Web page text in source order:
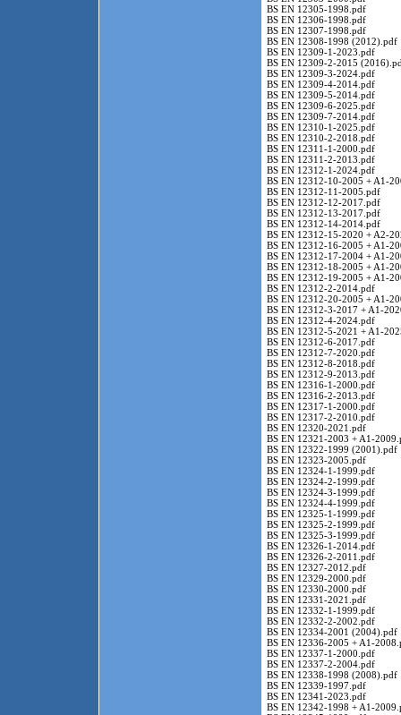
BS EN 12305-1998.pdf
BS EN 12306-1998.pdf
BS EN 12307-1998.pdf
BS EN 12308-1998 (2012).pdf
BS EN 12309-1-2023.pdf
BS EN 12309-2-2015
BS EN 12309-3-2024.pdf
BS EN 12309-4-2014.pdf
BS EN 12309-5-2014.pdf
BS EN 12309-6-2025.pdf
BS EN 12309-7-2014.pdf
BS EN 12310-1-2025.pdf
BS EN 12310-2-2018.pdf
BS EN 12311-1-2000.pdf
BS EN 12311-2-2013.pdf
BS EN 12312-1-2024.pdf
BS EN 12312-10-2005 + A1-
BS EN 12312-11-2005.pdf
BS EN 12312-12-2017.pdf
BS EN 12312-13-2017.pdf
BS EN 12312-14-2014.pdf
BS EN 12312-15-2020 + A2-
BS EN 12312-16-2005 + A1-
BS EN 12312-17-2004 + A1-
BS EN 12312-18-2005 + A1-
BS EN 12312-19-2005 + A1-
BS EN 12312-2-2014.pdf
BS EN 12312-20-2005 + A1-
BS EN 12312-3-2017 + A1-
BS EN 12312-4-2024.pdf
BS EN 12312-5-2021 + A1-
BS EN 12312-6-2017.pdf
BS EN 12312-7-2020.pdf
BS EN 12312-8-2018.pdf
BS EN 12312-9-2013.pdf
BS EN 12316-1-2000.pdf
BS EN 12316-2-2013.pdf
BS EN 12317-1-2000.pdf
BS EN 12317-2-2010.pdf
BS EN 12320-2021.pdf
BS EN 12321-2003 + A1-
BS EN 12322-1999 (2001).pdf
BS EN 12323-2005.pdf
BS EN 12324-1-1999.pdf
BS EN 12324-2-1999.pdf
BS EN 12324-3-1999.pdf
BS EN 12324-4-1999.pdf
BS EN 12325-1-1999.pdf
BS EN 12325-2-1999.pdf
BS EN 12325-3-1999.pdf
BS EN 12326-1-2014.pdf
BS EN 12326-2-2011.pdf
BS EN 12327-2012.pdf
BS EN 12329-2000.pdf
BS EN 12330-2000.pdf
BS EN 12331-2021.pdf
BS EN 12332-1-1999.pdf
BS EN 12332-2-2002.pdf
BS EN 12334-2001 (2004).pdf
BS EN 12336-2005 + A1-
BS EN 12337-1-2000.pdf
BS EN 12337-2-2004.pdf
BS EN 12338-1998 (2008).pdf
BS EN 12339-1997.pdf
BS EN 12341-2023.pdf
BS EN 12342-1998 + A1-